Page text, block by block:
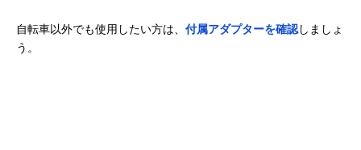
自転車以外でも使用したい方は、 付属アダプターを確認しましょ
う。